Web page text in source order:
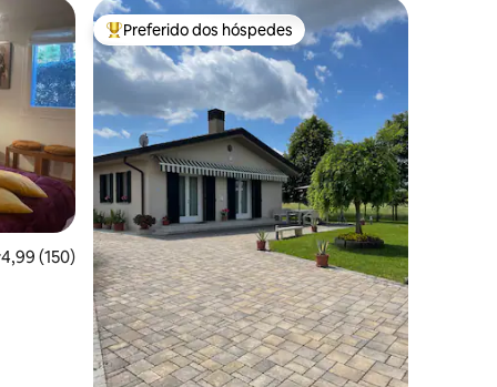
hóspedes
de uma avaliação média de 5, 150 avaliações
4,99 (150)
Entre os melhores preferidos dos hóspedes
Preferido dos hóspedes